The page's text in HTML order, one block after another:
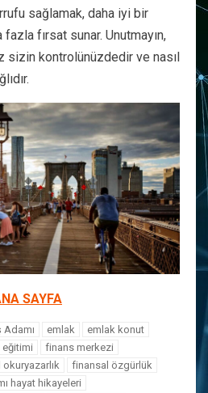
sağlamak, daha iyi bir
fırsat sunar. Unutmayın,
sizin kontrolünüzdedir ve nasıl
SAYFA
Adamı emlak
emlak konut
finans merkezi
finansal özgürlük
hayat hikayeleri